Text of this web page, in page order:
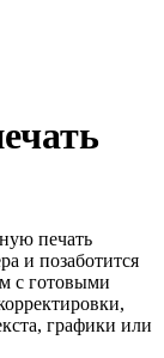
печать
и позаботится
с готовыми
графики или